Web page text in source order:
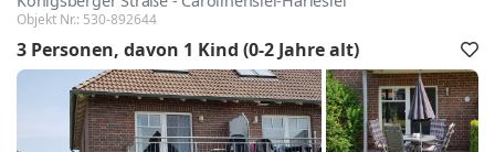
Objekt Nr.: 530-892644
3 Personen davon 1 Kind (0-2 Jahre alt)